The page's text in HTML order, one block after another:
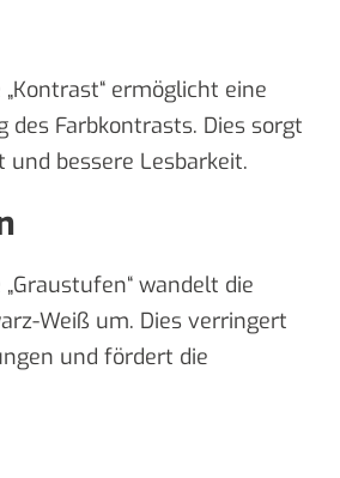
ermöglicht eine
des Farbkontrasts. Dies sorgt
bessere Lesbarkeit.
wandelt die
Weiß um. Dies verringert
und fördert die